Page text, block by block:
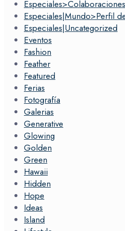
Especiales|Mundo>Perfil
Especiales|Uncategorized
Eventos
Fashion
Feather
Featured
Ferias
Fotografía
Galerias
Generative
Glowing
Golden
Green
Hawaii
Hidden
Hope
Ideas
Island